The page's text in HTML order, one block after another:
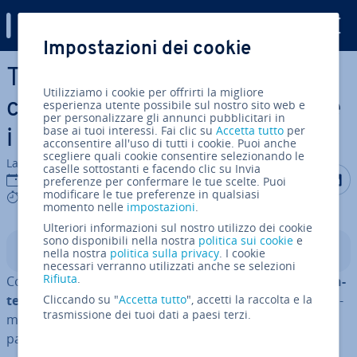
Vai al contenuto prin­ci­pa­le
TeamSpeak: con­fi­gu­ra­re i
con­te­ni­to­ri Docker e ospitare
i server
La redazione di IONOS
11 set 2024
5 mins
Condividi
Indice
Con Docker è possibile
creare ra­pi­da­men­te e fa­cil­men­
te istanze del server TeamSpeaked eseguire ag­gior­na­
men­ti. In questo articolo abbiamo riassunto tutti i
passaggi necessari per l’in­stal­la­zio­ne.
Impostazioni dei cookie
Utilizziamo i cookie per offrirti la migliore
esperienza utente possibile sul nostro sito web e
per personalizzare gli annunci pubblicitari in
base ai tuoi interessi. Fai clic suAccetta tutto per
acconsentire all'uso di tutti i cookie. Puoi anche
scegliere quali cookie consentire selezionando le
caselle sottostanti e facendo clic su Invia
preferenze per confermare le tue scelte. Puoi
modificare le tue preferenze in qualsiasi
momento nelle impostazioni.
Ulteriori informazioni sul nostro utilizzo dei cookie
sono disponibili nella nostra politica sui cookie e
nella nostra politica sulla privacy. I cookie
necessari verranno utilizzati anche se selezioni
Rifiuta.
Cliccando su "Accetta tutto", accetti la raccolta e la
trasmissione dei tuoi dati a paesi terzi.